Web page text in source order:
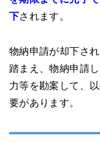
下されます。
物納申請が却下さ
踏まえ、物納申請
力等を勘案して、
要があります。